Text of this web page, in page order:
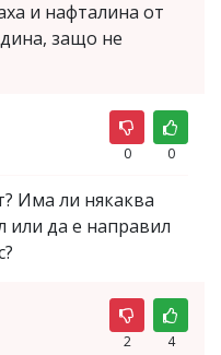
и нафталина от
защо не
0 0
Има ли някаква
или да е направил
2 4